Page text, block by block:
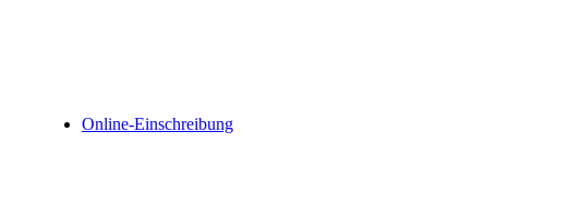
Online-Einschreibung